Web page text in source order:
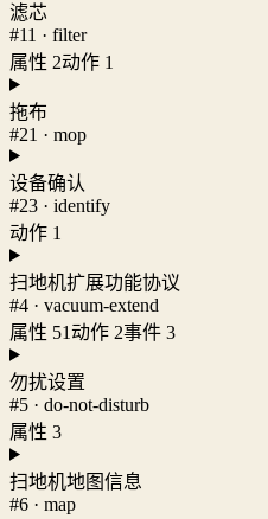
滤芯
#11 · filter
属性 2动作 1
拖布
#21 · mop
设备确认
#23 · identify
动作 1
扫地机扩展功能协议
#4 · vacuum-extend
属性 51动作 2事件 3
勿扰设置
#5 · do-not-disturb
属性 3
扫地机地图信息
#6 · map